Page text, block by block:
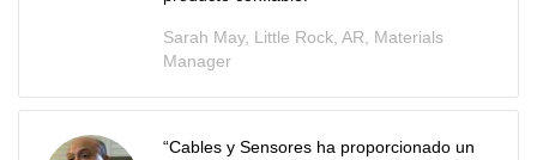
Sarah May, Little Rock, AR, Materials
Manager
“Cables y Sensores ha proporcionado un